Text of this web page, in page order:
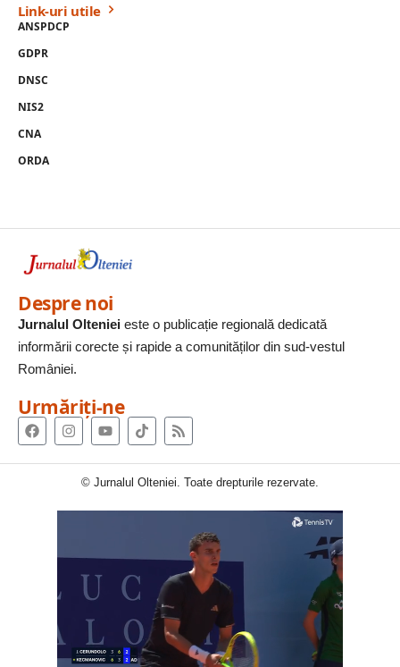
Link-uri utile
ANSPDCP
GDPR
DNSC
NIS2
CNA
ORDA
Despre noi
Jurnalul Olteniei este o publicație regională dedicată
informării corecte și rapide a comunităților din sud-vestul
României.
Urmăriți-ne
© Jurnalul Olteniei. Toate drepturile rezervate.